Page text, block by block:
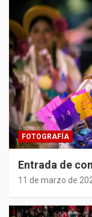
FOTOGRAFÍA
Entrada de
11 de marzo de